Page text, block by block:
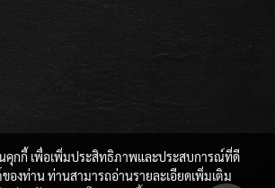
นคุกกี้ เพื่อเพิ่มประสิทธิภาพและประสบการณ์ที่ดี
ของท่าน ท่านสามารถอ่านรายละเอียดเพิ่มเติม